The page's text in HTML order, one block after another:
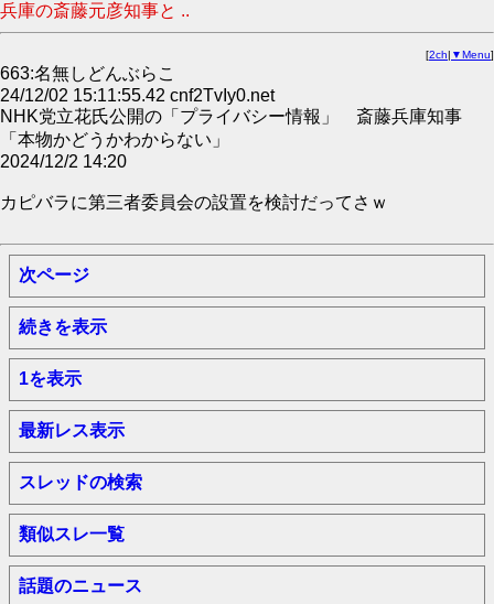
兵庫の斎藤元彦知事と ..
[2ch| ▼Menu]
663:名無しどんぶらこ
24/12/02 15:11:55.42 cnf2TvIy0.net
NHK党立花氏公開の「プライバシー情報」 斎藤兵庫知事
「本物かどうかわからない」
2024/12/2 14:20
カピバラに第三者委員会の設置を検討だってさｗ
次ページ
続きを表示
1を表示
最新レス表示
スレッドの検索
類似スレ一覧
話題のニュース